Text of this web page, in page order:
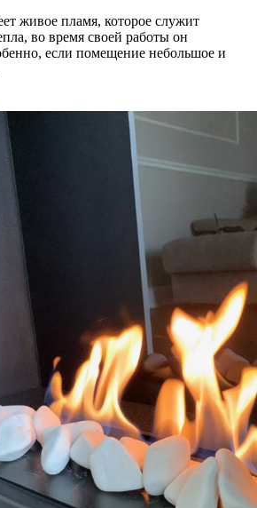
живое пламя, которое служит
во время своей работы он
если помещение небольшое и